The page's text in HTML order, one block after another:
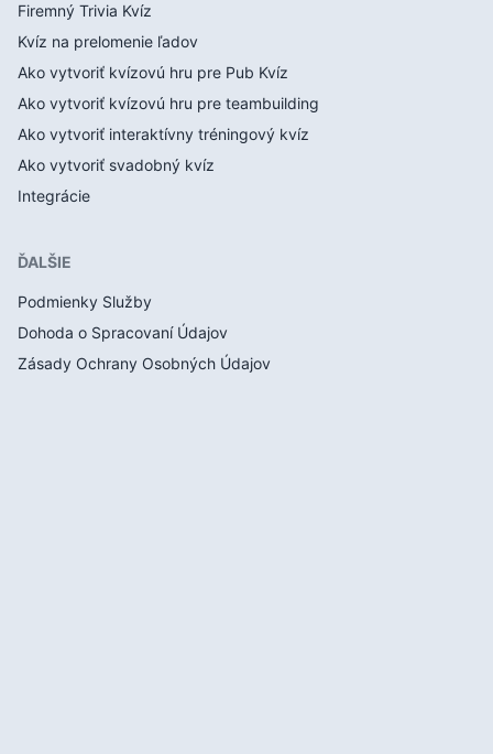
Firemný Trivia Kvíz
Kvíz na prelomenie ľadov
Ako vytvoriť kvízovú hru pre Pub Kvíz
Ako vytvoriť kvízovú hru pre teambuilding
Ako vytvoriť interaktívny tréningový kvíz
Ako vytvoriť svadobný kvíz
Integrácie
ĎALŠIE
Podmienky Služby
Dohoda o Spracovaní Údajov
Zásady Ochrany Osobných Údajov